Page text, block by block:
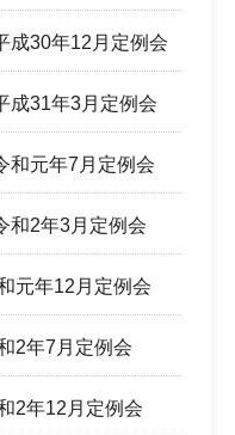
30年12月定例会
31年3月定例会
元年7月定例会
2年3月定例会
元年12月定例会
2年7月定例会
2年12月定例会